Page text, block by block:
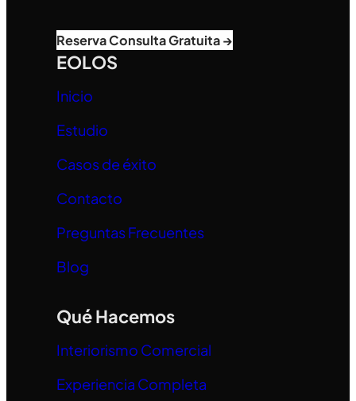
Reserva Consulta Gratuita →
EOLOS
Inicio
Estudio
Casos de éxito
Contacto
Preguntas Frecuentes
Blog
Qué Hacemos
Interiorismo Comercial
Experiencia Completa